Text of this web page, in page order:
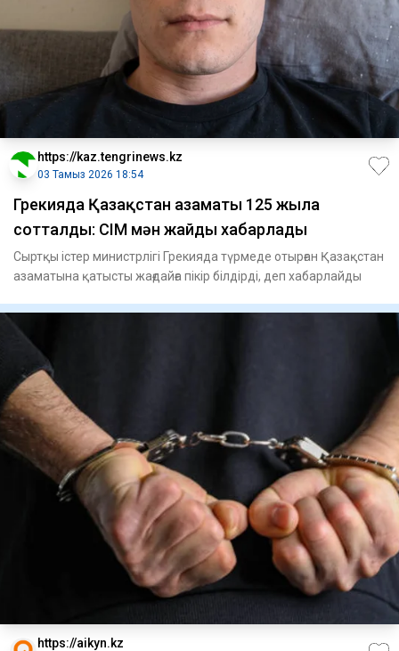
https://kaz.tengrinews.kz
03 Тамыз 2026 18:54
Грекияда Қазақстан азаматы 125 жылға
сотталды: СІМ мән жайды хабарлады
Сыртқы істер министрлігі Грекияда түрмеде отырған Қазақстан
азаматына қатысты жағдайға пікір білдірді, деп хабарлайды
https://aikyn.kz